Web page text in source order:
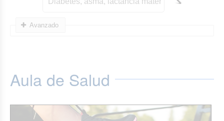
Avanzado
Aula de Salud